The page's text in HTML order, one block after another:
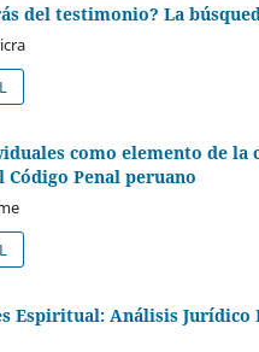
del testimonio? La
como elemento de
Penal peruano
Espiritual: Análisis